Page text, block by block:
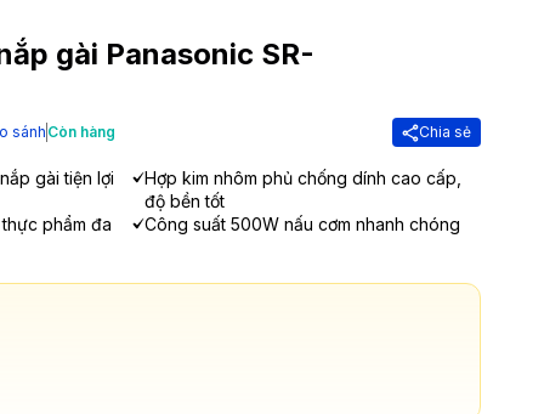
gài Panasonic SR-
sánh Còn hàng Chia sẻ
gài tiện lợi
Hợp kim nhôm phủ chống dính cao cấp,
độ bền tốt
phẩm đa
Công suất 500W nấu cơm nhanh chóng